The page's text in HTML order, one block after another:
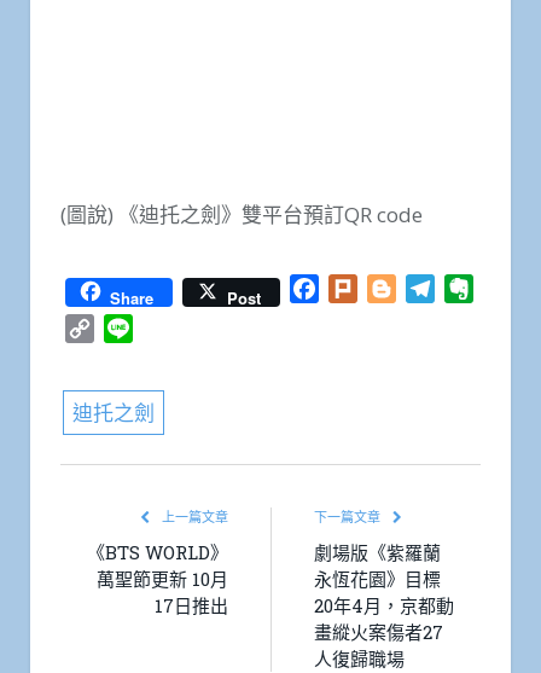
(圖說) 《迪托之劍》雙平台預訂QR code
Share Post Facebook
Plurk BloggerTelegram
Copy
迪托之劍
上一篇文章
《BTS WORLD》
萬聖節更新 10月
17日推出
下一篇文章
劇場版《紫羅蘭
永恆花園》目標
20年4月，京都動
畫縱火案傷者27
人復歸職場